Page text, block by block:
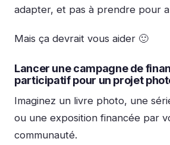
adapter, et pas à prendre pour
Mais ça devrait vous aider 🙂
Lancer une campagne de
participatif pour un projet
Imaginez un livre photo, une
ou une exposition financée par
communauté.